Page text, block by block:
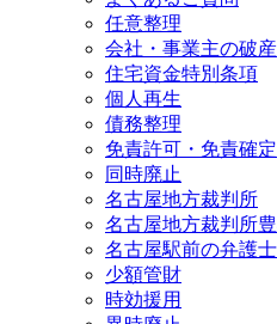
任意整理
会社・事業主の破産
住宅資金特別条項
個人再生
債務整理
免責許可・免責確定
同時廃止
名古屋地方裁判所
名古屋地方裁判所
名古屋駅前の弁護
少額管財
時効援用